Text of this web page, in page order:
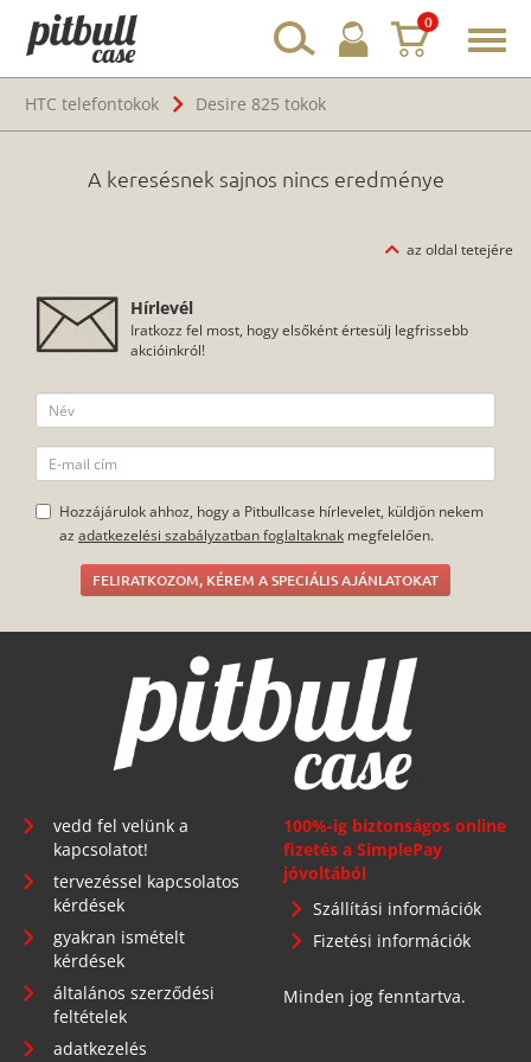
0
HTC telefontokok
Desire 825 tokok
A keresésnek sajnos nincs eredménye
az oldal tetejére
Hírlevél
Iratkozz fel most, hogy elsőként értesülj legfrissebb
akcióinkról!
Hozzájárulok ahhoz, hogy a Pitbullcase hírlevelet, küldjön nekem
az adatkezelési szabályzatban foglaltaknak megfelelően.
FELIRATKOZOM, KÉREM A SPECIÁLIS AJÁNLATOKAT
vedd fel velünk a
kapcsolatot!
tervezéssel kapcsolatos
kérdések
gyakran ismételt
kérdések
általános szerződési
feltételek
adatkezelés
100%-ig biztonságos online
fizetés a SimplePay
jóvoltából
Szállítási információk
Fizetési információk
Minden jog fenntartva.